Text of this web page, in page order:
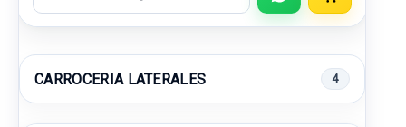
CARROCERIA LATERALES 4